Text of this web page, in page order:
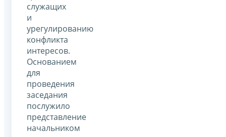
служащих
и
урегулированию
конфликта
интересов.
Основанием
для
проведения
заседания
послужило
представление
начальником